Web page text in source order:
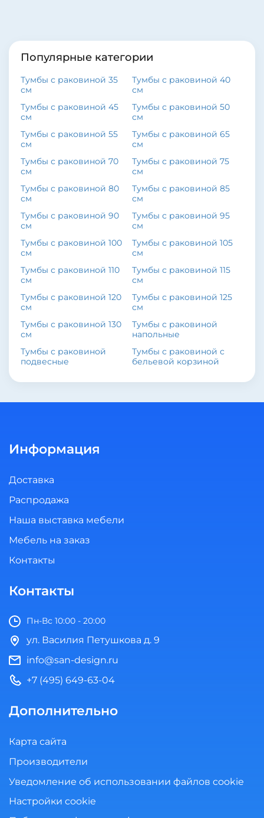
Популярные категории
Тумбы с раковиной 35
см
Тумбы с раковиной 40
см
Тумбы с раковиной 45
см
Тумбы с раковиной 50
см
Тумбы с раковиной 55
см
Тумбы с раковиной 65
см
Тумбы с раковиной 70
см
Тумбы с раковиной 75
см
Тумбы с раковиной 80
см
Тумбы с раковиной 85
см
Тумбы с раковиной 90
см
Тумбы с раковиной 95
см
Тумбы с раковиной 100
см
Тумбы с раковиной 105
см
Тумбы с раковиной 110
см
Тумбы с раковиной 115
см
Тумбы с раковиной 120
см
Тумбы с раковиной 125
см
Тумбы с раковиной 130
см
Тумбы с раковиной
напольные
Тумбы с раковиной
подвесные
Тумбы с раковиной с
бельевой корзиной
Информация
Доставка
Распродажа
Наша выставка мебели
Мебель на заказ
Контакты
Контакты
Пн-Вс 10:00 - 20:00
ул. Василия Петушкова д. 9
info@san-design.ru
+7 (495) 649-63-04
Дополнительно
Карта сайта
Производители
Уведомление об использовании файлов cookie
Настройки cookie